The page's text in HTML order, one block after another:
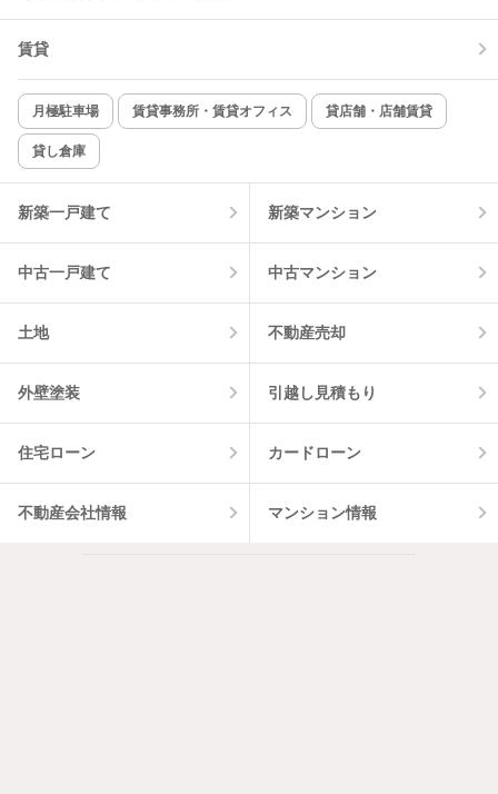
賃貸
月極駐車場 賃貸事務所・賃貸オフィス 貸店舗・店舗賃貸
貸し倉庫
新築一戸建て 新築マンション
中古一戸建て 中古マンション
土地 不動産売却
外壁塗装 引越し見積もり
住宅ローン カードローン
不動産会社情報 マンション情報